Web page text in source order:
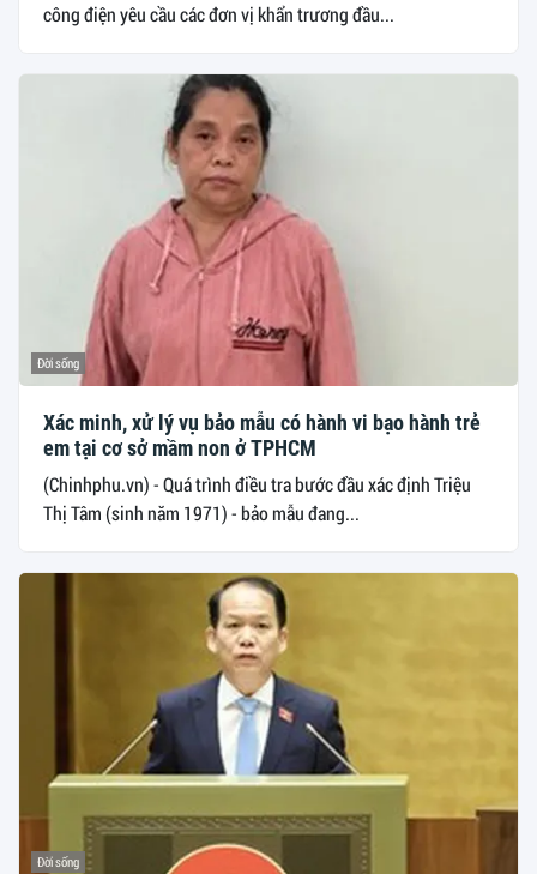
công điện yêu cầu các đơn vị khẩn trương đầu...
Đời sống
Xác minh, xử lý vụ bảo mẫu có hành vi bạo hành trẻ
em tại cơ sở mầm non ở TPHCM
(Chinhphu.vn) - Quá trình điều tra bước đầu xác định Triệu
Thị Tâm (sinh năm 1971) - bảo mẫu đang...
Đời sống